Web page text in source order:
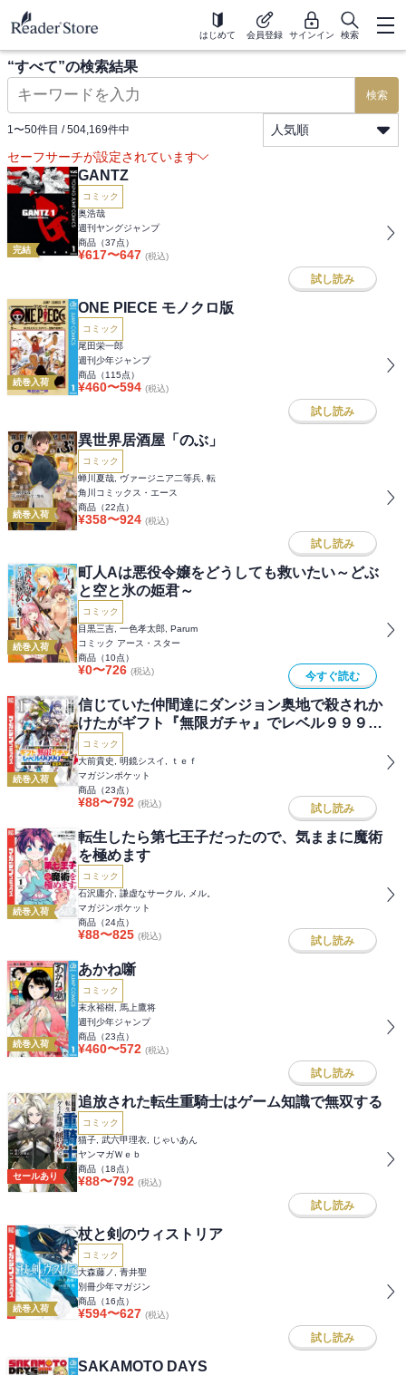
はじめて 会員登録 サインイン 検索
“すべて”の検索結果
検索
1〜50件目 / 504,169件中
人気順
セーフサーチが設定されています
完結
GANTZ
コミック
奥浩哉
週刊ヤングジャンプ
商品（37点）
¥617〜647 (税込)
試し読み
続巻入荷
ONE PIECE モノクロ版
コミック
尾田栄一郎
週刊少年ジャンプ
商品（115点）
¥460〜594 (税込)
試し読み
続巻入荷
異世界居酒屋「のぶ」
コミック
蝉川夏哉, ヴァージニア二等兵, 転
角川コミックス・エース
商品（22点）
¥358〜924 (税込)
試し読み
続巻入荷
町人Aは悪役令嬢をどうしても救いたい～どぶ
と空と氷の姫君～
コミック
目黒三吉, 一色孝太郎, Parum
コミック アース・スター
商品（10点）
¥0〜726 (税込) 今すぐ読む
続巻入荷
信じていた仲間達にダンジョン奥地で殺されか
けたがギフト『無限ガチャ』でレベル９９９９
の仲間達を手に入れて元パーティーメンバーと
世界に復讐＆『ざまぁ！』します！
コミック
大前貴史, 明鏡シスイ, ｔｅｆ
マガジンポケット
商品（23点）
¥88〜792 (税込) 試し読み
続巻入荷
転生したら第七王子だったので、気ままに魔術
を極めます
コミック
石沢庸介, 謙虚なサークル, メル。
マガジンポケット
商品（24点）
¥88〜825 (税込) 試し読み
続巻入荷
あかね噺
コミック
末永裕樹, 馬上鷹将
週刊少年ジャンプ
商品（23点）
¥460〜572 (税込)
試し読み
セールあり
追放された転生重騎士はゲーム知識で無双する
コミック
猫子, 武六甲理衣, じゃいあん
ヤンマガＷｅｂ
商品（18点）
¥88〜792 (税込)
試し読み
続巻入荷
杖と剣のウィストリア
コミック
大森藤ノ, 青井聖
別冊少年マガジン
商品（16点）
¥594〜627 (税込)
試し読み
SAKAMOTO DAYS